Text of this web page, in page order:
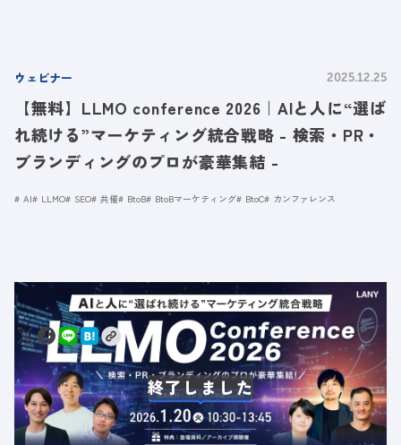
ウェビナー 2025.12.25
【無料】LLMO conference 2026｜AIと人に“選ば
れ続ける”マーケティング統合戦略 - 検索・PR・
ブランディングのプロが豪華集結 -
AI LLMO SEO 共催 BtoB BtoBマーケティング BtoC カンファレンス